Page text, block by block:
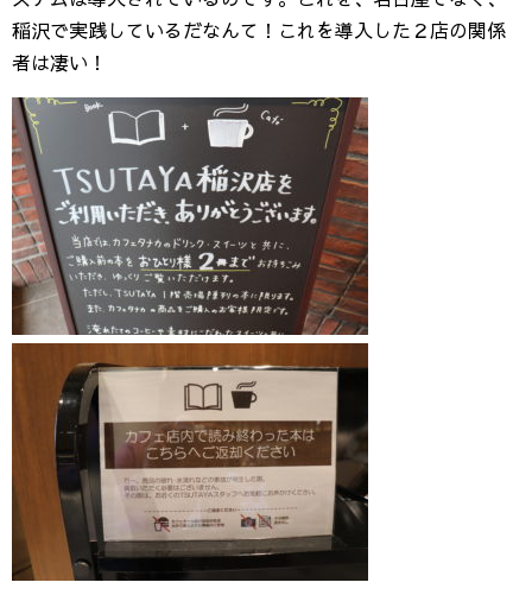
稲沢で実践しているだなんて！これを導入した２店の関係
者は凄い！